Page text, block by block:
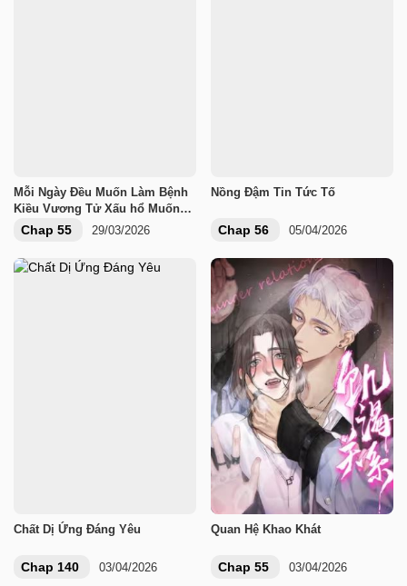
Mỗi Ngày Đều Muốn Làm Bệnh
Kiều Vương Tử Xấu hổ Muốn
Độn Thổ
Chap 55 29/03/2026
Nồng Đậm Tin Tức Tố
Chap 56 05/04/2026
Chất Dị Ứng Đáng Yêu
Chap 140 03/04/2026
Quan Hệ Khao Khát
Chap 55 03/04/2026